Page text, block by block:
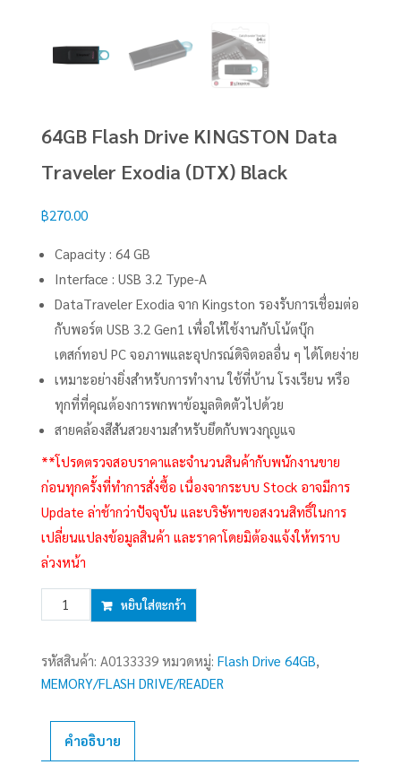
64GB Flash Drive KINGSTON Data
Traveler Exodia (DTX) Black
฿270.00
Capacity : 64 GB
Interface : USB 3.2 Type-A
DataTraveler Exodia จาก Kingston รองรับการเชื่อมต่อ
กับพอร์ต USB 3.2 Gen1 เพื่อให้ใช้งานกับโน้ตบุ๊ก
เดสก์ทอป PC จอภาพและอุปกรณ์ดิจิตอลอื่น ๆ ได้โดยง่าย
เหมาะอย่างยิ่งสำหรับการทำงาน ใช้ที่บ้าน โรงเรียน หรือ
ทุกที่ที่คุณต้องการพกพาข้อมูลติดตัวไปด้วย
สายคล้องสีสันสวยงามสำหรับยึดกับพวงกุญแจ
**โปรดตรวจสอบราคาและจำนวนสินค้ากับพนักงานขาย
ก่อนทุกครั้งที่ทำการสั่งซื้อ เนื่องจากระบบ Stock อาจมีการ
Update ล่าช้ากว่าปัจจุบัน และบริษัทฯขอสงวนสิทธิ์ในการ
เปลี่ยนแปลงข้อมูลสินค้า และราคาโดยมิต้องแจ้งให้ทราบ
ล่วงหน้า
จำนวน
64GB
Drive
KINGSTON
Traveler
หยิบใส่ตะกร้า
รหัสสินค้า: A0133339 หมวดหมู่:Flash Drive 64GB
MEMORY/FLASH DRIVE/READER
คำอธิบาย